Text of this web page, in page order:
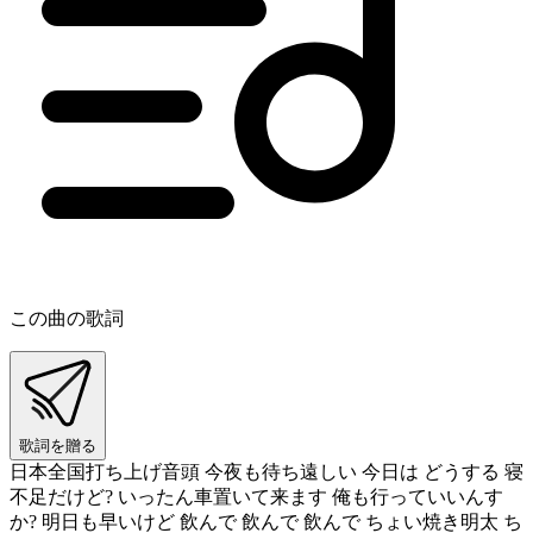
この曲の歌詞
歌詞を贈る
日本全国打ち上げ音頭 今夜も待ち遠しい 今日は どうする 寝
不足だけど? いったん車置いて来ます 俺も行っていいんす
か? 明日も早いけど 飲んで 飲んで 飲んで ちょい焼き明太 ち